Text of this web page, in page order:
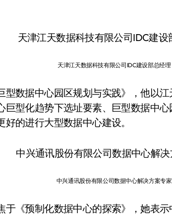
天津江天数据科技有限公司IDC建设部总经
型数据中心园区规划与实践》，他以
巨型化趋势下选址要素、巨型数据中
的进行大型数据中心建设。
中兴通讯股份有限公司数据中心解决方案专
于《预制化数据中心的探索》，她表